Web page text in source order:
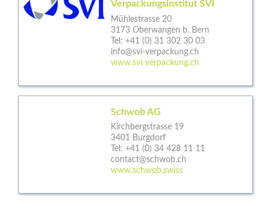
Verpackungsinstitut SVI
Mühlestrasse 20
3173 Oberwangen b. Bern
Tel: +41 (0) 31 302 30 03
info@svi-verpackung.ch
www.svi-verpackung.ch
Schwob AG
Kirchbergstrasse 19
3401 Burgdorf
Tel: +41 (0) 34 428 11 11
contact@schwob.ch
www.schwob.swiss